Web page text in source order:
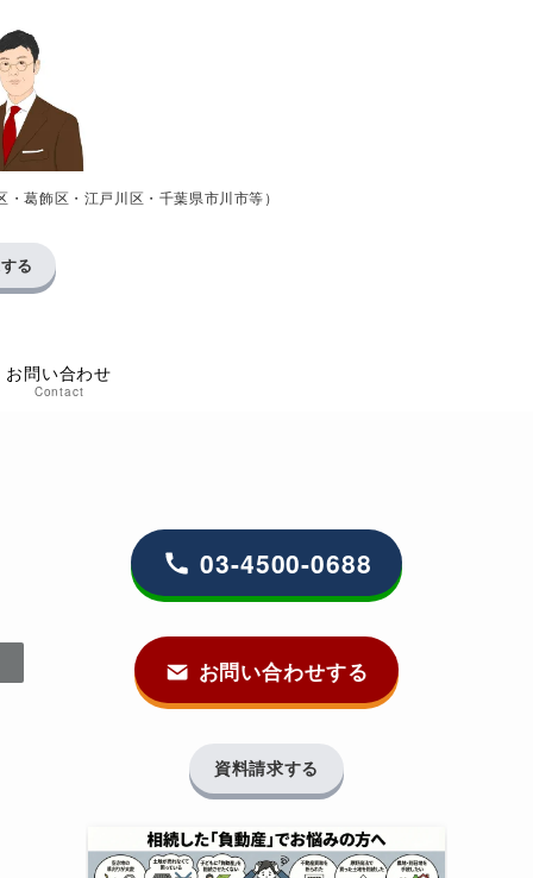
葛飾区・江戸川区・千葉県市川市等）
お問い合わせ
Contact
る
03-4500-0688
お問い合わせする
資料請求する